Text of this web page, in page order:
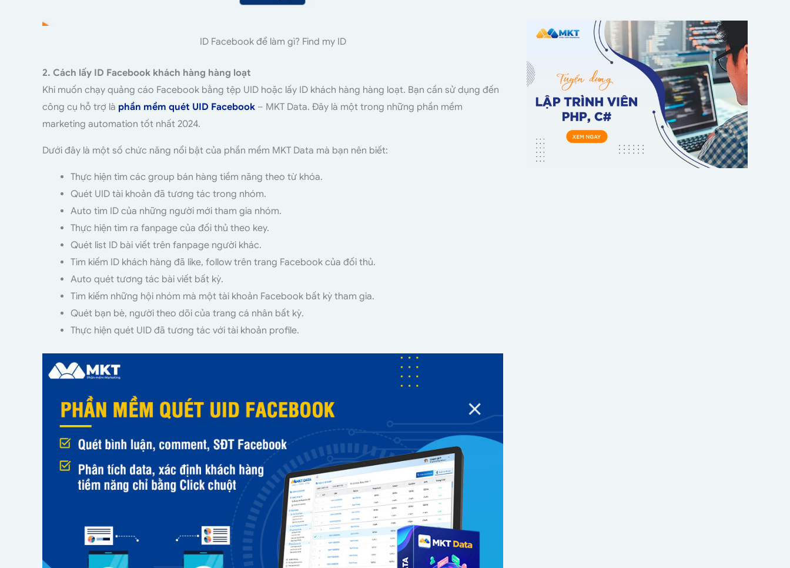
ID Facebook để làm gì? Find my ID
2. Cách lấy ID Facebook khách hàng hàng loạt
Khi muốn chạy quảng cáo Facebook bằng tệp UID hoặc lấy ID khách hàng hàng loạt. Bạn cần sử dụng đến
công cụ hỗ trợ là phần mềm quét UID Facebook – MKT Data. Đây là một trong những phần mềm
marketing automation tốt nhất 2024.
Dưới đây là một số chức năng nổi bật của phần mềm MKT Data mà bạn nên biết:
Thực hiện tìm các group bán hàng tiềm năng theo từ khóa.
Quét UID tài khoản đã tương tác trong nhóm.
Auto tìm ID của những người mới tham gia nhóm.
Thực hiện tìm ra fanpage của đối thủ theo key.
Quét list ID bài viết trên fanpage người khác.
Tìm kiếm ID khách hàng đã like, follow trên trang Facebook của đối thủ.
Auto quét tương tác bài viết bất kỳ.
Tìm kiếm những hội nhóm mà một tài khoản Facebook bất kỳ tham gia.
Quét bạn bè, người theo dõi của trang cá nhân bất kỳ.
Thực hiện quét UID đã tương tác với tài khoản profile.